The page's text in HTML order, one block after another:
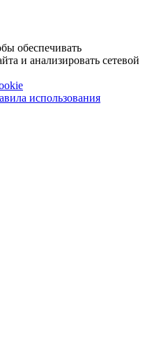
обеспечивать
и анализировать сетевой
использования